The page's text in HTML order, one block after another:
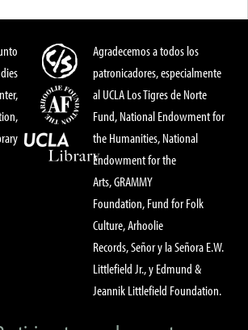
Agradecemos a todos los
patronicadores, especialmente
al UCLA Los Tigres de Norte
Fund, National Endowment for
the Humanities, National
Endowment for the
Arts, GRAMMY
Foundation, Fund for Folk
Culture, Arhoolie
Records, Señor y la Señora E.W.
Littlefield Jr., y Edmund &
Jeannik Littlefield Foundation.